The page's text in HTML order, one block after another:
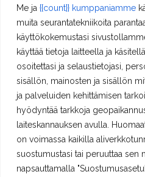
Me ja {{count}} kumppaniamme
muita seurantatekniikoita
käyttökokemustasi
käyttää tietoja laitteella ja
osoitettasi ja selaustietojasi,
sisällön, mainosten ja sisällön
ja palveluiden kehittämisen
hyödyntää tarkkoja
laiteskannauksen avulla.
on voimassa kaikilla
suostumustasi tai peruuttaa sen
napsauttamalla
Asiakastilini
Oma tili
Ostoskori
Rekisteröityminen
Kilpailut ja säännöt
Yhteystiedot
Erä-Lindroos Oy
Mustamäenkatu 72